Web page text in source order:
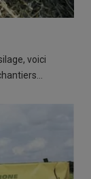
voici